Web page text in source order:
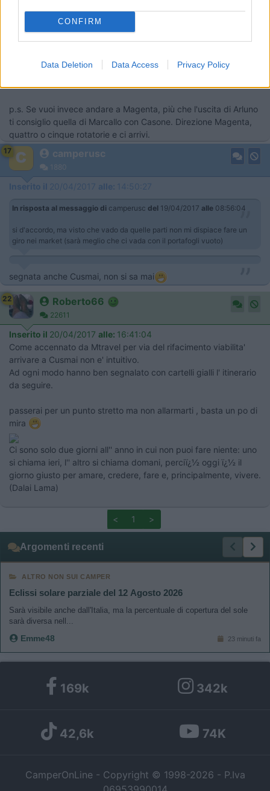
CONFIRM
Data Deletion Data Access Privacy Policy
la loro "casa madre" e hanno praticamente lo stesso
assortimento e prezzi.
p.s. Se vuoi invece andare a Magenta, più che l'uscita di Arluno
ti consiglio quella di Marcallo con Casone. Direzione Magenta,
quattro o cinque rotatorie e ci arrivi.
17 camperusc
1880
Inserito il 20/04/2017 alle: 14:50:27
In risposta al messaggio di camperusc del 19/04/2017 alle 08:56:04
si d'accordo, ma visto che vado da quelle parti non mi dispiace fare un
giro nei market (sarà meglio che ci vada con il portafogli vuoto)
segnata anche Cusmai, non si sa mai
22 Roberto66
22611
Inserito il 20/04/2017 alle: 16:41:04
Come accennato da Mtravel per via del rifacimento viabilita'
arrivare a Cusmai non e' intuitivo.
Ad ogni modo hanno ben segnalato con cartelli gialli l' itinerario
da seguire.
passerai per un punto stretto ma non allarmarti , basta un po di
mira
Ci sono solo due giorni all'' anno in cui non puoi fare niente: uno
si chiama ieri, l'' altro si chiama domani, perciï¿½ oggi ï¿½ il
giorno giusto per amare, credere, fare e, principalmente, vivere.
(Dalai Lama)
< 1 >
Argomenti recenti
ALTRO NON SUI CAMPER
Eclissi solare parziale del 12 Agosto 2026
Sarà visibile anche dall'Italia, ma la percentuale di copertura del sole
sarà diversa nell...
Emme48 23 minuti fa
169k 342k
42,6k 74K
CamperOnLine - Copyright © 1998-2026 - P.Iva